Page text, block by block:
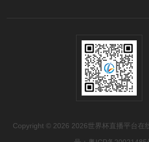
Copyright © 2026 2026世界杯直播平台在